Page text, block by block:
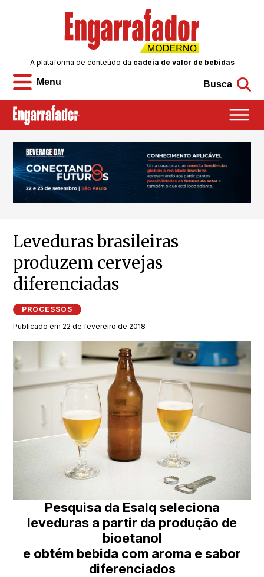
Menu
A plataforma de conteúdo da cadeia de valor de bebidas
Busca
Leveduras brasileiras
produzem cervejas
diferenciadas
PROCESSOS
Publicado em 22 de fevereiro de 2018
Pesquisa da Esalq seleciona
leveduras a partir da produção de
bioetanol
e obtém bebida com aroma e sabor
diferenciados